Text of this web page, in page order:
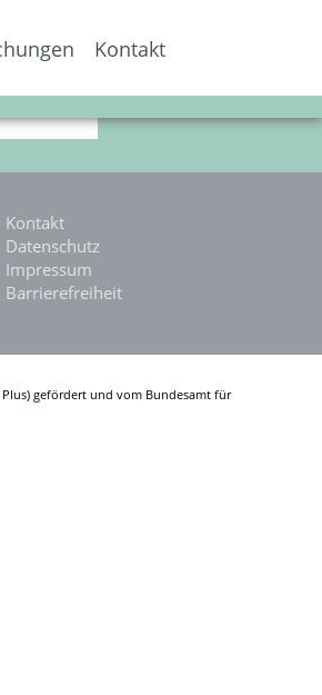
Kontakt
Kontakt
Datenschutz
Impressum
Barrierefreiheit
gefördert und vom Bundesamt für